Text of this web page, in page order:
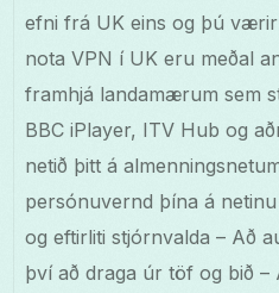
efni frá UK eins og þú værir
nota VPN í UK eru meðal
framhjá landamærum sem
BBC iPlayer, ITV Hub og
netið þitt á
persónuvernd þína á
og eftirliti stjórnvalda – Að
því að draga úr töf og bið –